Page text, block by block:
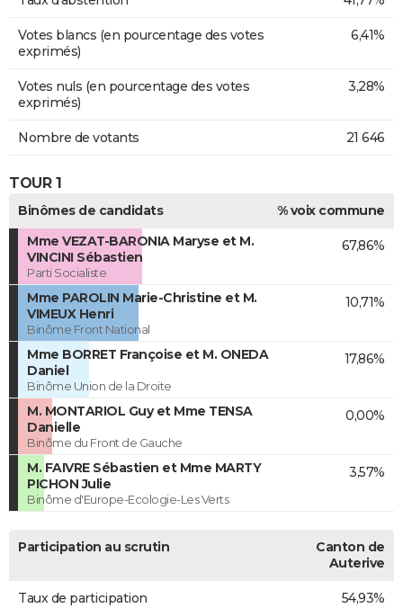
Votes blancs (en pourcentage des votes
exprimés)
6,41%
Votes nuls (en pourcentage des votes
exprimés)
3,28%
Nombre de votants 21 646
TOUR 1
Binômes de candidats
% voix commune
Mme VEZAT-BARONIA Maryse et M.
VINCINI Sébastien
Parti Socialiste
67,86%
Mme PAROLIN Marie-Christine et M.
VIMEUX Henri
Binôme Front National
10,71%
Mme BORRET Françoise et M. ONEDA
Daniel
Binôme Union de la Droite
17,86%
M. MONTARIOL Guy et Mme TENSA
Danielle
Binôme du Front de Gauche
0,00%
M. FAIVRE Sébastien et Mme MARTY
PICHON Julie
Binôme d'Europe-Ecologie-Les Verts
3,57%
Participation au scrutin
Canton de
Auterive
Taux de participation 54,93%